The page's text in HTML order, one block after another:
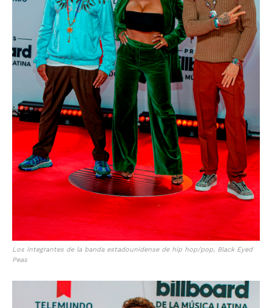
Los integrantes de la banda estadounidense de hip hop/pop, Black Eyed
Peas